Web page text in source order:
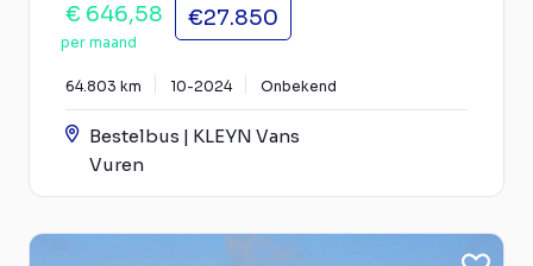
€ 646,58
per maand
€27.850
64.803 km 10-2024 Onbekend
Bestelbus | KLEYN Vans
Vuren